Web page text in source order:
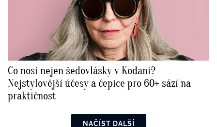
Co nosí nejen šedovlásky v Kodani?
Nejstylovější účesy a čepice pro 60+ sází na
praktičnost
NAČÍST DALŠÍ